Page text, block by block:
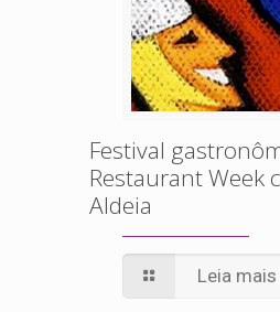
Festival
Restaurant Week
Aldeia
Leia mais